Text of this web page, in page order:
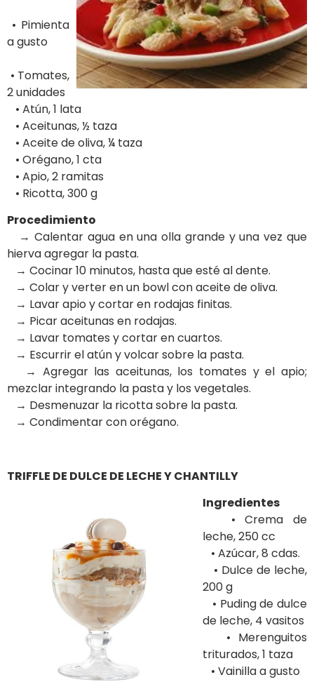
• Pimienta
a gusto
• Tomates,
2 unidades
• Atún, 1 lata
• Aceitunas, ½ taza
• Aceite de oliva, ¼ taza
• Orégano, 1 cta
• Apio, 2 ramitas
• Ricotta, 300 g
Procedimiento
→ Calentar agua en una olla grande y una vez que
hierva agregar la pasta.
→ Cocinar 10 minutos, hasta que esté al dente.
→ Colar y verter en un bowl con aceite de oliva.
→ Lavar apio y cortar en rodajas finitas.
→ Picar aceitunas en rodajas.
→ Lavar tomates y cortar en cuartos.
→ Escurrir el atún y volcar sobre la pasta.
→ Agregar las aceitunas, los tomates y el apio;
mezclar integrando la pasta y los vegetales.
→ Desmenuzar la ricotta sobre la pasta.
→ Condimentar con orégano.
TRIFFLE DE DULCE DE LECHE Y CHANTILLY
Ingredientes
• Crema de
leche, 250 cc
• Azúcar, 8 cdas.
• Dulce de leche,
200 g
• Puding de dulce
de leche, 4 vasitos
• Merenguitos
triturados, 1 taza
• Vainilla a gusto